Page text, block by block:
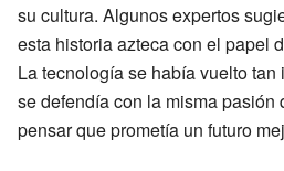
su cultura. Algunos expertos
esta historia azteca con el papel
La tecnología se había vuelto
se defendía con la misma pasión
pensar que prometía un futuro